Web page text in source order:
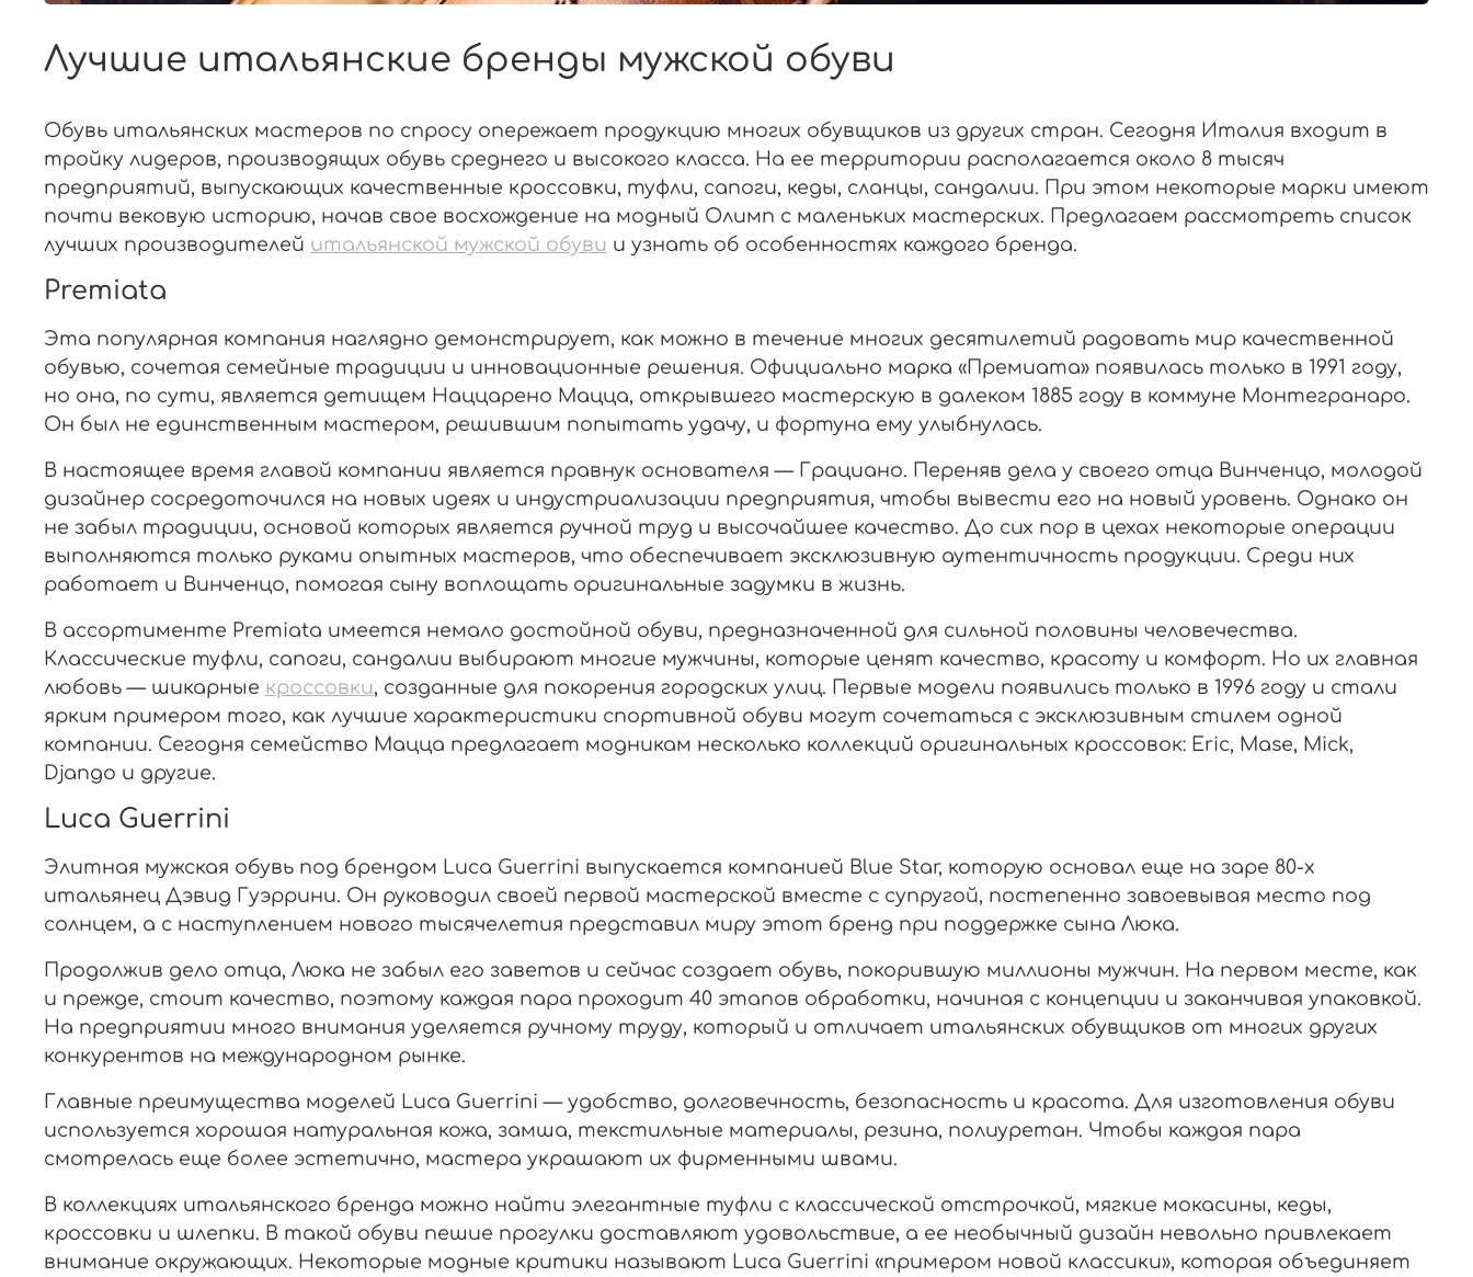
Лучшие итальянские бренды мужской обуви
Обувь итальянских мастеров по спросу опережает продукцию многих обувщиков из других стран. Сегодня Италия входит в
тройку лидеров, производящих обувь среднего и высокого класса. На ее территории располагается около 8 тысяч
предприятий, выпускающих качественные кроссовки, туфли, сапоги, кеды, сланцы, сандалии. При этом некоторые марки имеют
почти вековую историю, начав свое восхождение на модный Олимп с маленьких мастерских. Предлагаем рассмотреть список
лучших производителей итальянской мужской обуви и узнать об особенностях каждого бренда.
Premiata
Эта популярная компания наглядно демонстрирует, как можно в течение многих десятилетий радовать мир качественной
обувью, сочетая семейные традиции и инновационные решения. Официально марка «Премиата» появилась только в 1991 году,
но она, по сути, является детищем Наццарено Мацца, открывшего мастерскую в далеком 1885 году в коммуне Монтегранаро.
Он был не единственным мастером, решившим попытать удачу, и фортуна ему улыбнулась.
В настоящее время главой компании является правнук основателя — Грациано. Переняв дела у своего отца Винченцо, молодой
дизайнер сосредоточился на новых идеях и индустриализации предприятия, чтобы вывести его на новый уровень. Однако он
не забыл традиции, основой которых является ручной труд и высочайшее качество. До сих пор в цехах некоторые операции
выполняются только руками опытных мастеров, что обеспечивает эксклюзивную аутентичность продукции. Среди них
работает и Винченцо, помогая сыну воплощать оригинальные задумки в жизнь.
В ассортименте Premiata имеется немало достойной обуви, предназначенной для сильной половины человечества.
Классические туфли, сапоги, сандалии выбирают многие мужчины, которые ценят качество, красоту и комфорт. Но их главная
любовь — шикарные кроссовки, созданные для покорения городских улиц. Первые модели появились только в 1996 году и стали
ярким примером того, как лучшие характеристики спортивной обуви могут сочетаться с эксклюзивным стилем одной
компании. Сегодня семейство Мацца предлагает модникам несколько коллекций оригинальных кроссовок: Eric, Mase, Mick,
Django и другие.
Luca Guerrini
Элитная мужская обувь под брендом Luca Guerrini выпускается компанией Blue Star, которую основал еще на заре 80-х
итальянец Дэвид Гуэррини. Он руководил своей первой мастерской вместе с супругой, постепенно завоевывая место под
солнцем, а с наступлением нового тысячелетия представил миру этот бренд при поддержке сына Люка.
Продолжив дело отца, Люка не забыл его заветов и сейчас создает обувь, покорившую миллионы мужчин. На первом месте, как
и прежде, стоит качество, поэтому каждая пара проходит 40 этапов обработки, начиная с концепции и заканчивая упаковкой.
На предприятии много внимания уделяется ручному труду, который и отличает итальянских обувщиков от многих других
конкурентов на международном рынке.
Главные преимущества моделей Luca Guerrini — удобство, долговечность, безопасность и красота. Для изготовления обуви
используется хорошая натуральная кожа, замша, текстильные материалы, резина, полиуретан. Чтобы каждая пара
смотрелась еще более эстетично, мастера украшают их фирменными швами.
В коллекциях итальянского бренда можно найти элегантные туфли с классической отстрочкой, мягкие мокасины, кеды,
кроссовки и шлепки. В такой обуви пешие прогулки доставляют удовольствие, а ее необычный дизайн невольно привлекает
внимание окружающих. Некоторые модные критики называют Luca Guerrini «примером новой классики», которая объединяет